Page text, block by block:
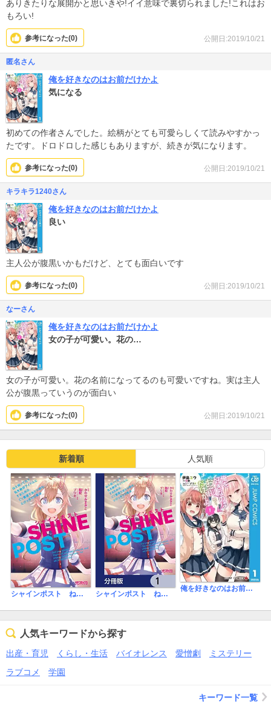
ありきたりな展開かと思いきや!イイ意味で裏切られました!これはお
もろい!
公開日:2019/10/21
参考になった(0)
匿名さん
俺を好きなのはお前だけかよ
気になる
初めての作者さんでした。絵柄がとても可愛らしくて読みやすかっ
たです。ドロドロした感じもありますが、続きが気になります。
公開日:2019/10/21
参考になった(0)
キラキラ1240さん
俺を好きなのはお前だけかよ
良い
主人公が腹黒いかもだけど、とても面白いです
公開日:2019/10/21
参考になった(0)
なーさん
俺を好きなのはお前だけかよ
女の子が可愛い。花の…
女の子が可愛い。花の名前になってるのも可愛いですね。実は主人
公が腹黒っていうのが面白い
公開日:2019/10/21
参考になった(0)
新着順 人気順
シャインポスト ねえ知ってた？ 私を絶対アイドルにするための、ごく普通で当たり前な、とびっきりの魔法 シャインポスト ねえ知ってた？ 私を絶対アイドルにするための、ごく普通で当たり前な、とびっきりの魔法【分冊版】
俺を好きなのはお前だけかよ
人気キーワードから探す
出産・育児 くらし・生活 バイオレンス 愛憎劇
ミステリー
ラブコメ
学園
キーワード一覧